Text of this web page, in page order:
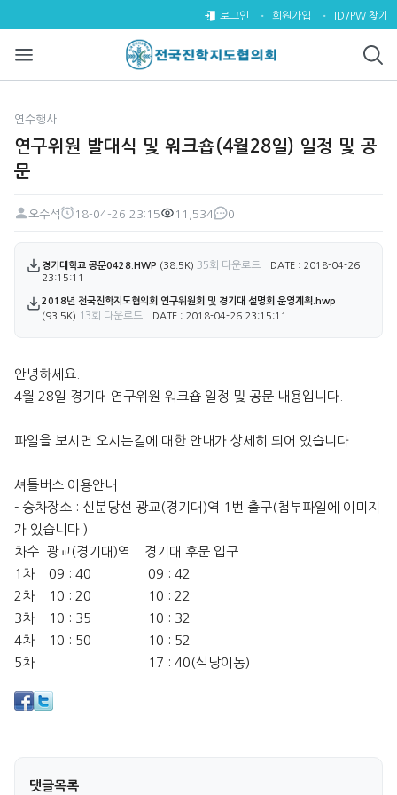
연구위원 발대식 및 워크숍(4월
로그인 회원가입 ID/PW 찾기
연수행사
연구위원 발대식 및 워크숍(4월28일) 일정 및 공
문
페이지 정보
오수석
18-04-26 23:15
11,534
댓글
0
첨부파일
경기대학교 공문0428.HWP (38.5K) 35회 다운로드
DATE : 2018-04-26
23:15:11
2018년 전국진학지도협의회 연구위원회 및 경기대 설명회 운영계획.hwp
(93.5K) 13회 다운로드 DATE : 2018-04-26 23:15:11
본문
안녕하세요.
4월 28일 경기대 연구위원 워크숍 일정 및 공문 내용입니다.
파일을 보시면 오시는길에 대한 안내가 상세히 되어 있습니다.
셔틀버스 이용안내
- 승차장소 : 신분당선 광교(경기대)역 1번 출구(첨부파일에 이미지
가 있습니다.)
차수 광교(경기대)역 경기대 후문 입구
1차 09 : 40 09 : 42
2차 10 : 20 10 : 22
3차 10 : 35 10 : 32
4차 10 : 50 10 : 52
5차 17 : 40(식당이동)
댓글목록